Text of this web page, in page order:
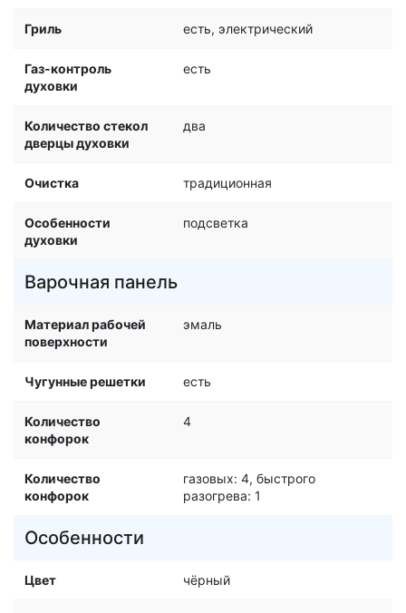
Гриль есть, электрический
Газ-контроль
духовки
есть
Количество стекол
дверцы духовки
два
Очистка традиционная
Особенности
духовки
подсветка
Варочная панель
Материал рабочей
поверхности
эмаль
Чугунные решетки есть
Количество
конфорок
4
Количество
конфорок
газовых: 4, быстрого
разогрева: 1
Особенности
Цвет чёрный